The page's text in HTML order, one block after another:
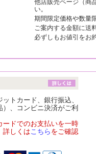
他店販売ページ（商
い。
期間限定価格や数量
ご案内する金額に送
必ずしもお値引をお
トカード、銀行振込、
、コンビニ決済がご利
ドでのお支払いを一時
詳しくはこちら をご確認